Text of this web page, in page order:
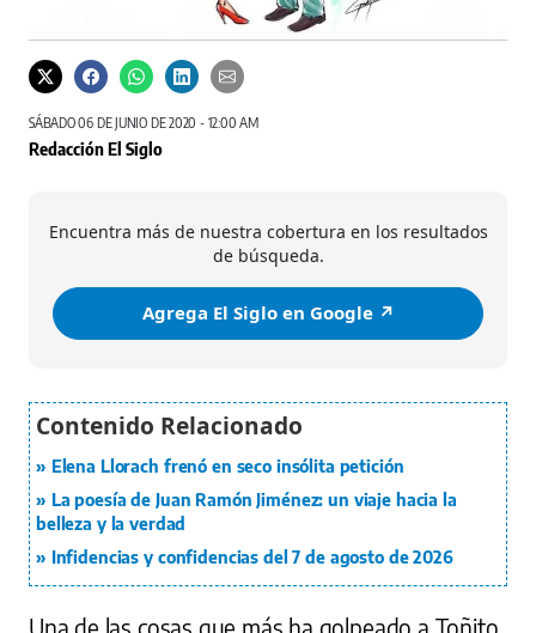
SÁBADO 06 DE JUNIO DE 2020 - 12:00 AM
Redacción El Siglo
Encuentra más de nuestra cobertura en los resultados
de búsqueda.
Agrega El Siglo en Google ↗️
Elena Llorach frenó en seco insólita petición
La poesía de Juan Ramón Jiménez: un viaje hacia la
belleza y la verdad
Infidencias y confidencias del 7 de agosto de 2026
Una de las cosas que más ha golpeado a Toñito